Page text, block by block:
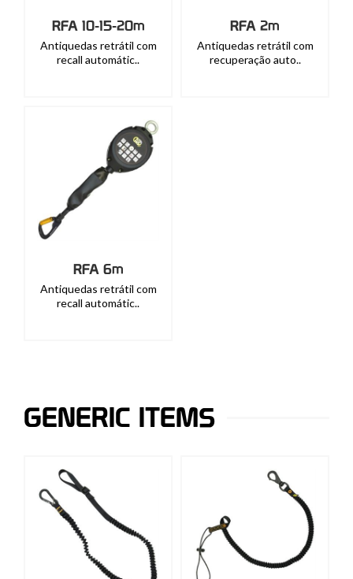
RFA 10-15-20m
Antiquedas retrátil com
recall automátic..
RFA 2m
Antiquedas retrátil com
recuperação auto..
RFA 6m
Antiquedas retrátil com
recall automátic..
GENERIC ITEMS